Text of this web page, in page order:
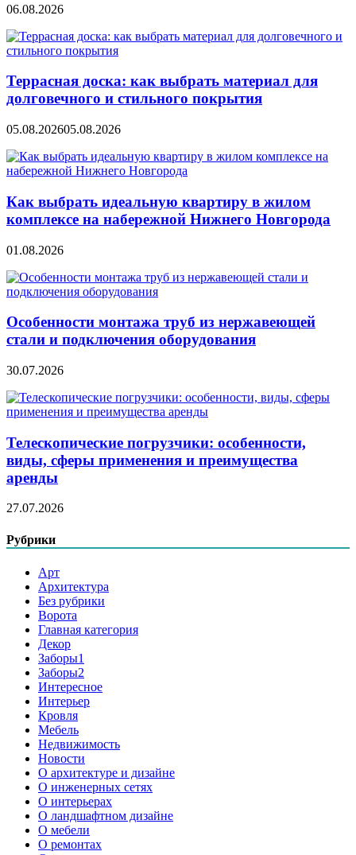
06.08.2026
Террасная доска: как выбрать материал для
долговечного и стильного покрытия
05.08.202605.08.2026
Как выбрать идеальную квартиру в жилом
комплексе на набережной Нижнего Новгорода
01.08.2026
Особенности монтажа труб из нержавеющей
стали и подключения оборудования
30.07.2026
Телескопические погрузчики: особенности,
виды, сферы применения и преимущества
аренды
27.07.2026
Рубрики
Арт
Архитектура
Без рубрики
Ворота
Главная категория
Декор
Заборы1
Заборы2
Интересное
Интерьер
Кровля
Мебель
Недвижимость
Новости
О архитектуре и дизайне
О инженерных сетях
О интерьерах
О ландшафтном дизайне
О мебели
О ремонтах